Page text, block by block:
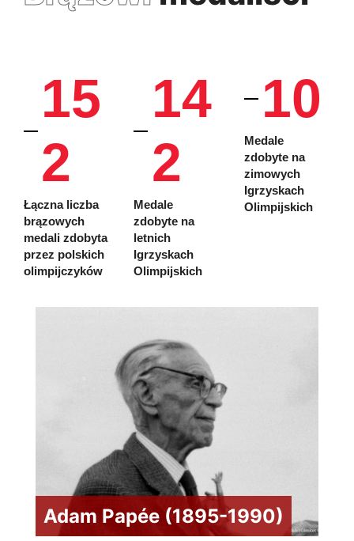
15
2
Łączna liczba
brązowych
medali zdobyta
przez polskich
olimpijczyków
14
2
Medale
zdobyte na
letnich
Igrzyskach
Olimpijskich
10
Medale
zdobyte na
zimowych
Igrzyskach
Olimpijskich
Adam Papée (1895-1990)